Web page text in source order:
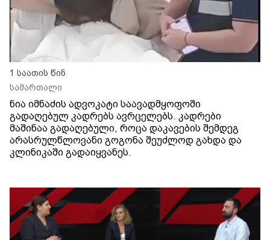
1 საათის წინ
სამართალი
ნია იმნაძის ადვოკატი საავადმყოფოში
გადაღებულ კადრებს ავრცელებს. კადრები
მაშინაა გადაღებული, როცა დაკავების შემდეგ
არასრულწლოვანი გოგონა შეუძლოდ გახდა და
კლინიკაში გადაიყვანეს.